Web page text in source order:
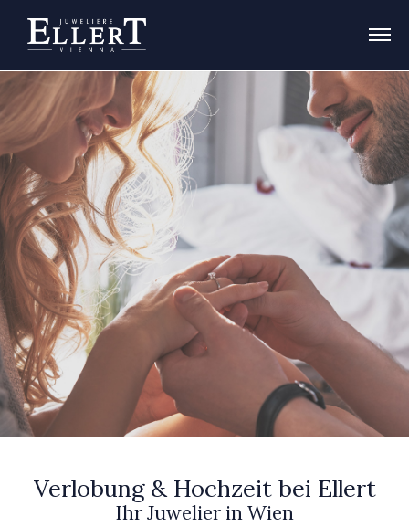
Verlobung & Hochzeit bei Ellert
Ihr Juwelier in Wien